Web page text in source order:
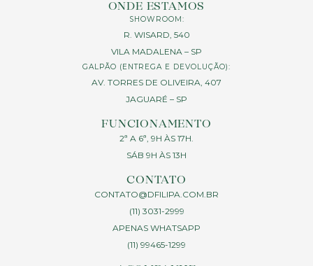
ONDE ESTAMOS
SHOWROOM:
R. WISARD, 540
VILA MADALENA – SP
GALPÃO (ENTREGA E DEVOLUÇÃO):
AV. TORRES DE OLIVEIRA, 407
JAGUARÉ – SP
FUNCIONAMENTO
2ª A 6ª, 9H ÀS 17H.
SÁB 9H ÀS 13H
CONTATO
CONTATO@DFILIPA.COM.BR
(11) 3031-2999
APENAS WHATSAPP
(11) 99465-1299